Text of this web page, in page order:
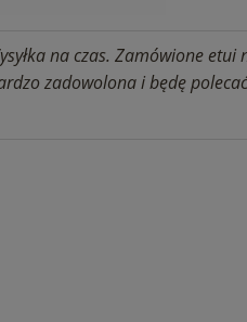
na czas. Zamówione
zadowolona i będę